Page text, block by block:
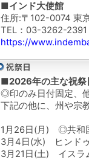
■インド大使館
住所:〒102-0074 東
TEL：03-3262-
https://
■2026年の主な祝祭
◎印のみ日付固定、
下記の他に、州や宗
1月26日(月) ◎共和
3月4日(水) ヒンド
3月21日(土) イスラ